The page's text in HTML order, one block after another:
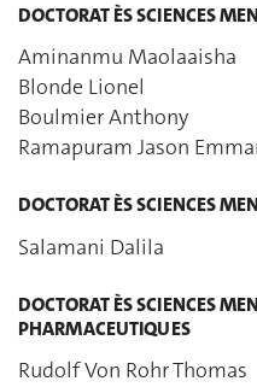
DOCTORAT ÈS SCIENCES
Aminanmu Maolaaisha
Blonde Lionel
Boulmier Anthony
Ramapuram Jason
DOCTORAT ÈS SCIENCES
Salamani Dalila
DOCTORAT ÈS SCIENCES
PHARMACEUTIQUES
Rudolf Von Rohr Thomas